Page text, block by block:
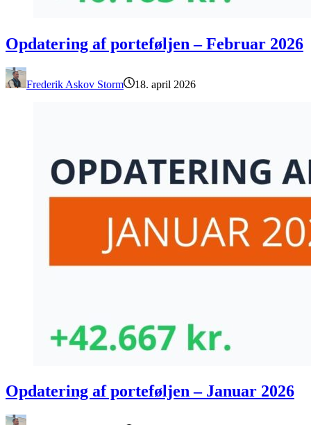
Opdatering af porteføljen – Februar 2026
Frederik Askov Storm 18. april 2026
Opdatering af porteføljen – Januar 2026